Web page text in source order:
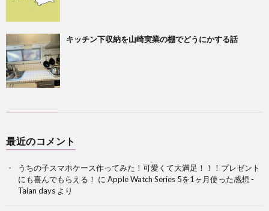
キッチン下収納を山崎実業の棚でどうにかする話
最近のコメント
うちの子スマホケース作ってみた！可愛くて大満足！！！プレゼント
にも喜んでもらえる！ に Apple Watch Series 5を1ヶ月使った感想 -
Taian days より